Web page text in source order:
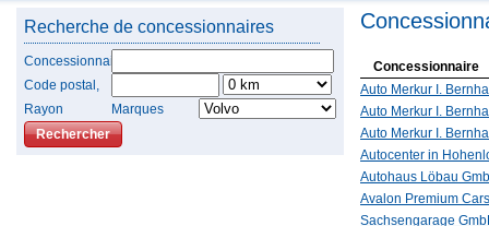
Recherche de concessionnaires
Concessionnaire
Code postal,
Rayon
Marques
Concessionnaire
Auto Merkur I.
Auto Merkur I.
Auto Merkur I.
Autocenter in
Autohaus Löbau
Avalon Premium
Sachsengarage